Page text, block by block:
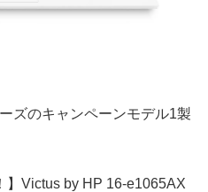
ズのキャンペーンモデル1製
】Victus by HP 16-e1065AX